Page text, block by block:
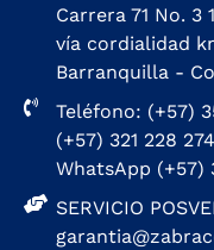
Carrera 71 No. 3
vía cordialidad
Barranquilla -
Teléfono: (+57)
(+57) 321 228
WhatsApp (+57)
SERVICIO